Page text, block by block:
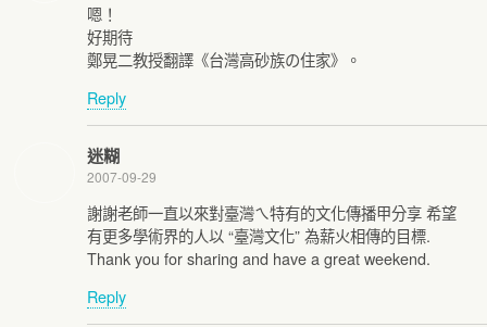
嗯！
好期待
鄭晃二教授翻譯《台灣高砂族の住家》。
Reply
迷糊
2007-09-29
謝謝老師一直以來對臺灣ㄟ特有的文化傳播甲分享 希望
有更多學術界的人以 “臺灣文化” 為薪火相傳的目標.
Thank you for sharing and have a great weekend.
Reply